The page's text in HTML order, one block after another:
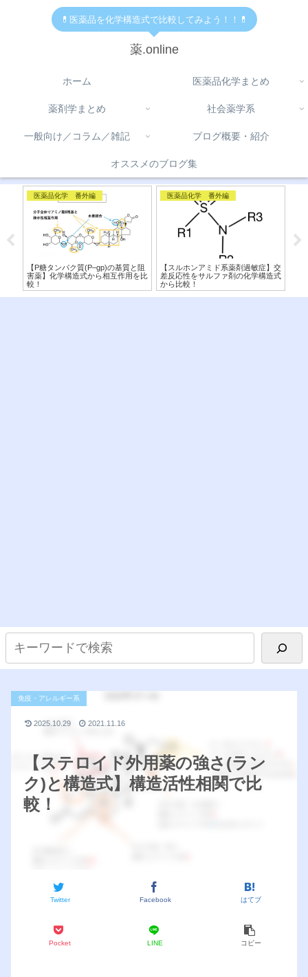
💊医薬品を化学構造式で比較してみよう！！💊
薬.online
ホーム 医薬品化学まとめ
薬剤学まとめ 社会薬学系
一般向け／コラム／雑記 ブログ概要・紹介
オススメのブログ集
コラム
【 テオフィリン、カフェイン、テ
オブロミン 】の違い〜似てるけど
違う？！化学構造式の読み方〜
医薬品化学 番外編
【光線過敏症と構造式】医薬品と化
粧品に注意！？原因を化学構造式か
ら解説！
【ステロイド外用薬の強さ(ラン
ク)と構造式】構造活性相関で比
較！
免疫・アレルギー系
Twitter Facebook はてブ
Pocket LINE コピー
2025.10.29 2021.11.16